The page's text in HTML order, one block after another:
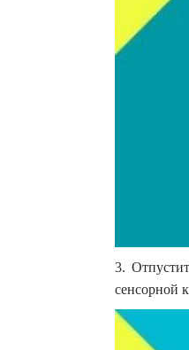
3.
сенсорной